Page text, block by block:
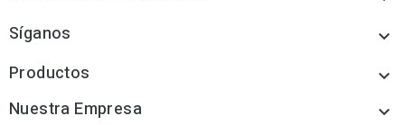
Síganos 
Productos 
Nuestra Empresa 